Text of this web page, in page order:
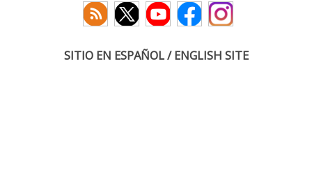
SITIO EN ESPAÑOL / ENGLISH SITE